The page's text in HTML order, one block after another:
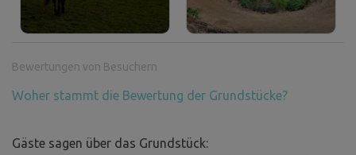
Bewertungen von Besuchern
Woher stammt die Bewertung der Grundstücke?
Gäste sagen über das Grundstück: